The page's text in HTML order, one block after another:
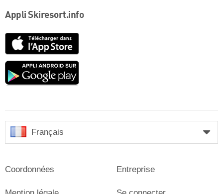
Appli Skiresort.info
Google
Français
Coordonnées Entreprise